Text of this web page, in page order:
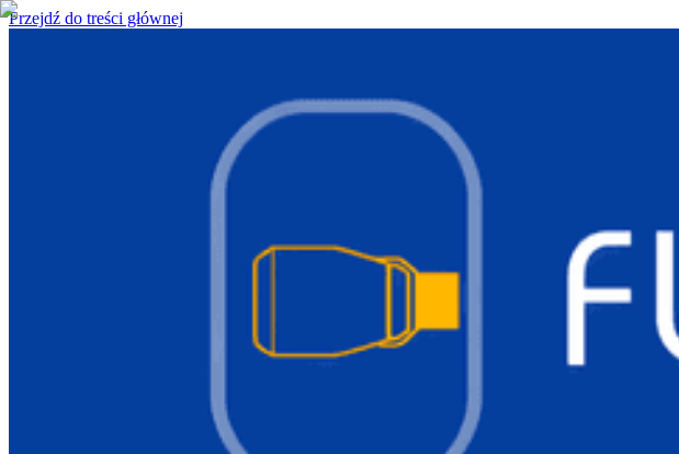
Przejdź do treści głównej